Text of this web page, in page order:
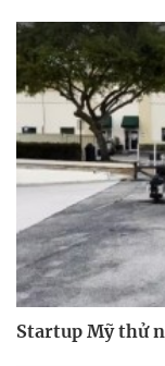
Startup Mỹ thử